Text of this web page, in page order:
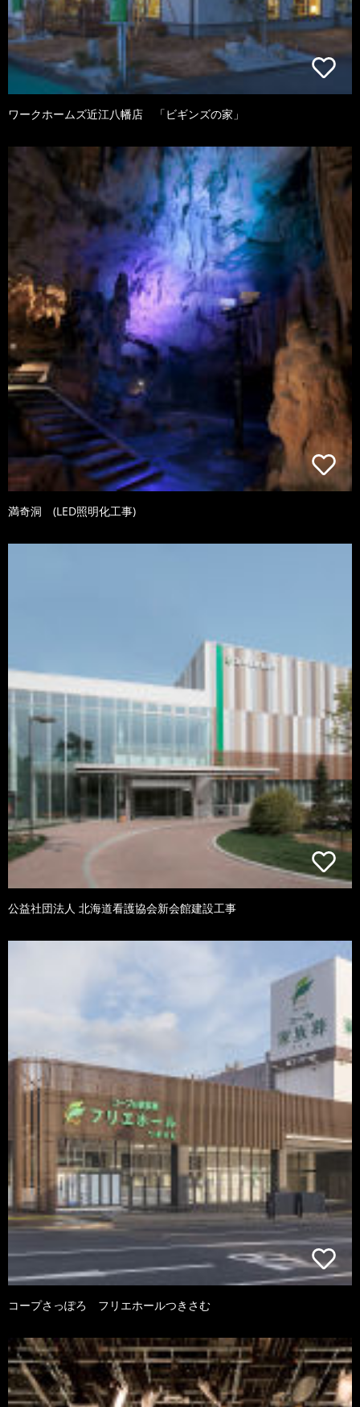
ワークホームズ近江八幡店 「ビギンズの家」
満奇洞 (LED照明化工事)
公益社団法人 北海道看護協会新会館建設工事
コープさっぽろ フリエホールつきさむ